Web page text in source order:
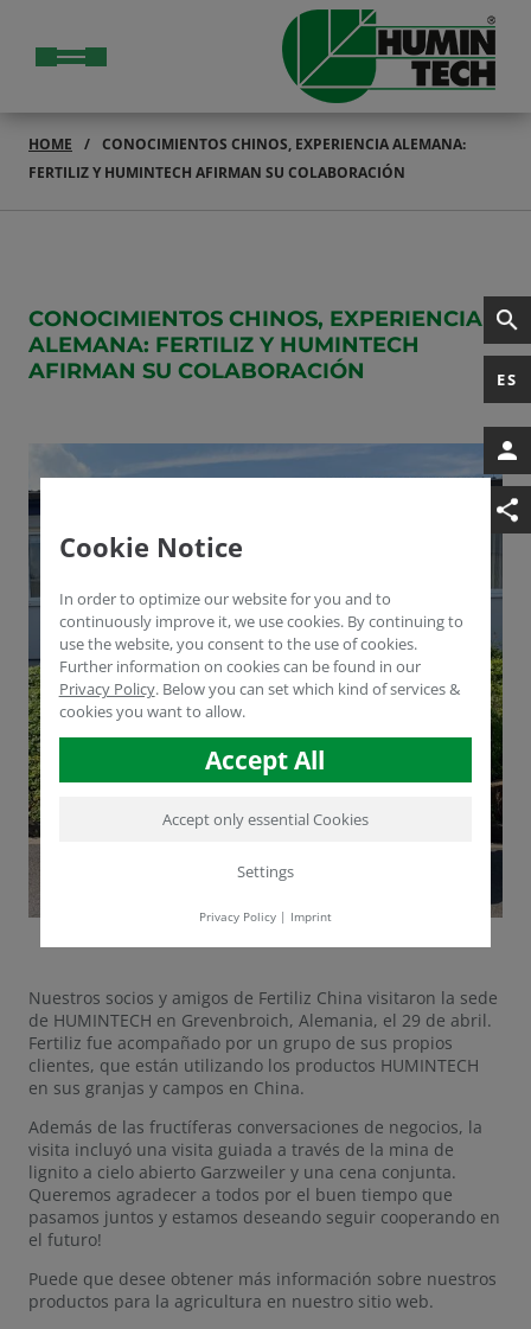
ES
HOME
CONOCIMIENTOS CHINOS, EXPERIENCIA ALEMANA:
FERTILIZ Y HUMINTECH AFIRMAN SU COLABORACIÓN
CONOCIMIENTOS CHINOS, EXPERIENCIA
ALEMANA: FERTILIZ Y HUMINTECH
AFIRMAN SU COLABORACIÓN
Nuestros socios y amigos de Fertiliz China visitaron la sede
de HUMINTECH en Grevenbroich, Alemania, el 29 de abril.
Fertiliz fue acompañado por un grupo de sus propios
clientes, que están utilizando los productos HUMINTECH
en sus granjas y campos en China.
Además de las fructíferas conversaciones de negocios, la
visita incluyó una visita guiada a través de la mina de
lignito a cielo abierto Garzweiler y una cena conjunta.
Queremos agradecer a todos por el buen tiempo que
pasamos juntos y estamos deseando seguir cooperando en
el futuro!
Puede que desee obtener más información sobre nuestros
productos para la agricultura en nuestro sitio web.
Cookie Notice
In order to optimize our website for you and to
continuously improve it, we use cookies. By continuing to
use the website, you consent to the use of cookies.
Further information on cookies can be found in our
Privacy Policy. Below you can set which kind of services &
cookies you want to allow.
Accept All
Accept only essential Cookies
Settings
Privacy Policy| Imprint